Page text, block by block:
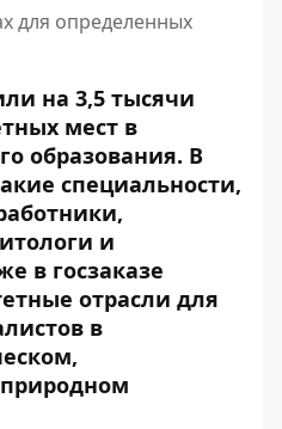
для определенных
на 3,5 тысячи
мест в
образования. В
специальности,
и
в госзаказе
отрасли для
в